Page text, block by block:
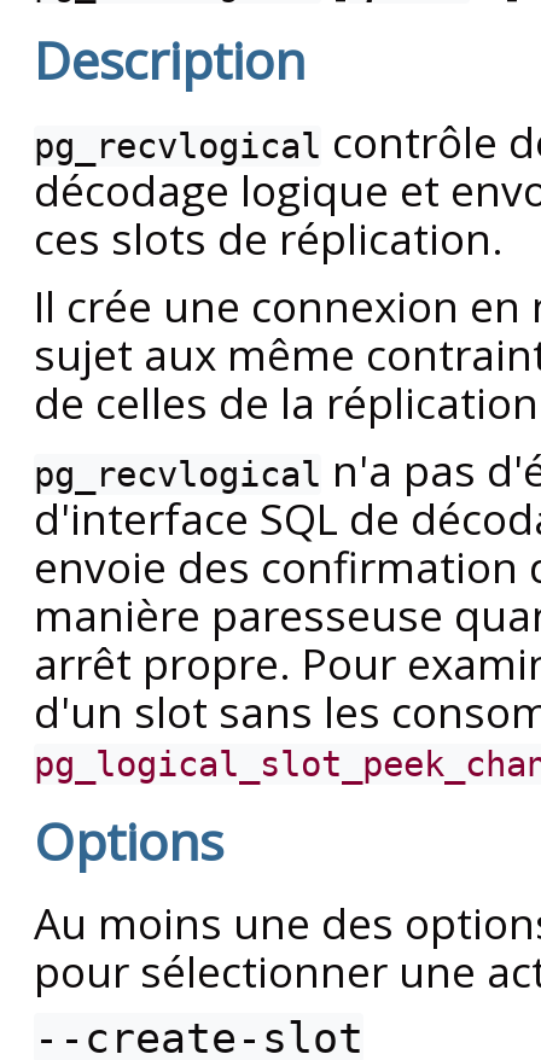
Description
pg_recvlogical contrôle
décodage logique et
ces slots de réplication.
Il crée une connexion
sujet aux même
de celles de la
pg_recvlogical n'a pas
d'interface SQL de
envoie des confirmation
manière paresseuse
arrêt propre. Pour
d'un slot sans les
Options
Au moins une des
pour sélectionner une
--create-slot